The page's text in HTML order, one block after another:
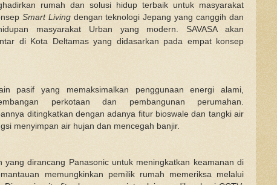
rumah dan solusi hidup terbaik untuk masyarakat
Smart Livingdengan teknologi Jepang yang canggih dan
masyarakat Urban yang modern. SAVASA akan
di Kota Deltamas yang didasarkan pada empat konsep
pasif yang memaksimalkan penggunaan energi alami,
perkotaan dan pembangunan perumahan.
ditingkatkan dengan adanya fitur bioswale dan tangki air
menyimpan air hujan dan mencegah banjir.
yang dirancang Panasonic untuk meningkatkan keamanan di
memungkinkan pemilik rumah memeriksa melalui